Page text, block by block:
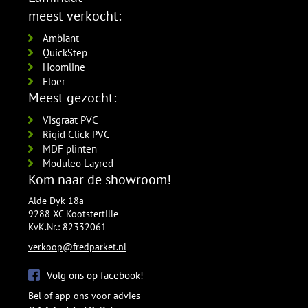
meest verkocht:
Ambiant
QuickStep
Hoomline
Floer
Meest gezocht:
Visgraat PVC
Rigid Click PVC
MDF plinten
Moduleo Layred
Kom naar de showroom!
Alde Dyk 18a
9288 XC Kootstertille
KvK.Nr.: 82332061
verkoop@fredparket.nl
Volg ons op facebook!
Bel of app ons voor advies